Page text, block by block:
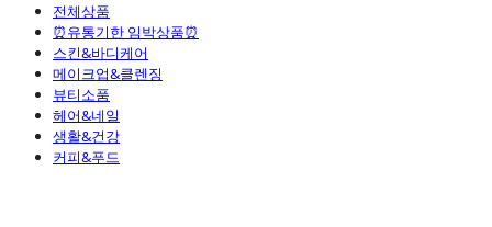
전체상품
⏰유통기한 임박상품⏰
스킨&바디케어
메이크업&클렌징
뷰티소품
헤어&네일
생활&건강
커피&푸드